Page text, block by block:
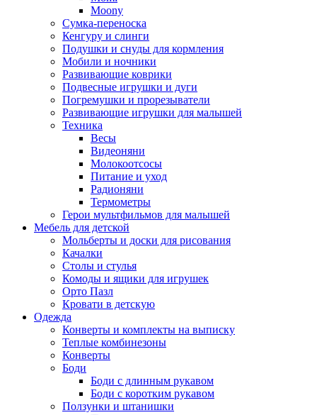
Moony
Сумка-переноска
Кенгуру и слинги
Подушки и снуды для кормления
Мобили и ночники
Развивающие коврики
Подвесные игрушки и дуги
Погремушки и прорезыватели
Развивающие игрушки для малышей
Техника
Весы
Видеоняни
Молокоотсосы
Питание и уход
Радионяни
Термометры
Герои мультфильмов для малышей
Мебель для детской
Мольберты и доски для рисования
Качалки
Столы и стулья
Комоды и ящики для игрушек
Орто Пазл
Кровати в детскую
Одежда
Конверты и комплекты на выписку
Теплые комбинезоны
Конверты
Боди
Боди с длинным рукавом
Боди с коротким рукавом
Ползунки и штанишки